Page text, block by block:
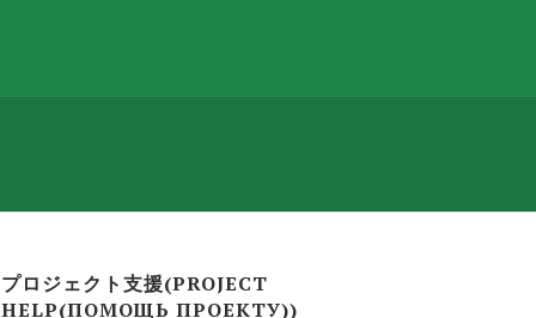
プロジェクト支援(PROJECT
HELP(ПОМОЩЬ ПРОЕКТУ))